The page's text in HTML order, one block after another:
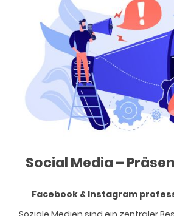
Social Media –
Facebook & Instagram